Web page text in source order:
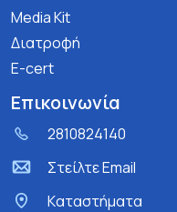
Media Kit
Διατροφή
E-cert
Επικοινωνία
2810824140
Στείλτε Email
Kαταστήματα